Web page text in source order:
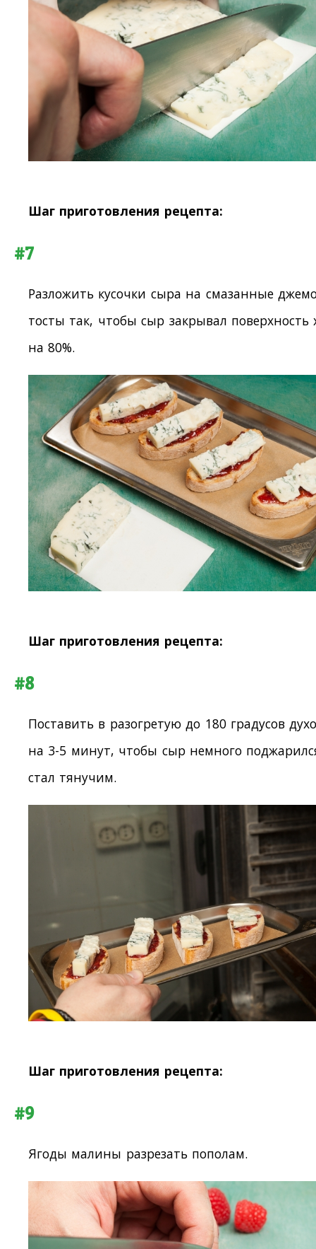
Шаг приготовления рецепта:
#7
Разложить кусочки сыра на смазанные
тосты так, чтобы сыр закрывал поверхность
на 80%.
Шаг приготовления рецепта:
#8
Поставить в разогретую до 180 градусов
на 3-5 минут, чтобы сыр немного
стал тянучим.
Шаг приготовления рецепта:
#9
Ягоды малины разрезать пополам.